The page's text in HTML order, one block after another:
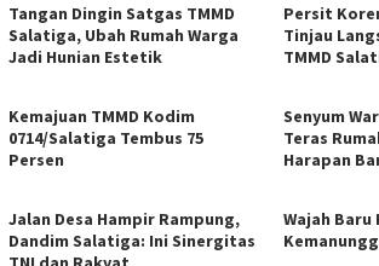
Tangan Dingin Satgas TMMD
Salatiga, Ubah Rumah Warga
Jadi Hunian Estetik
Persit
Tinjau
TMMD
Kemajuan TMMD Kodim
0714/Salatiga Tembus 75
Persen
Senyum
Teras
Harapan
Jalan Desa Hampir Rampung,
Dandim Salatiga: Ini Sinergitas
Wajah Baru